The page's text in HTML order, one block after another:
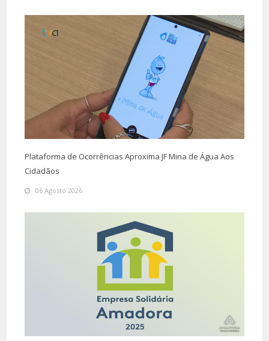
Plataforma de Ocorrências Aproxima JF Mina de Água Aos
Cidadãos
06 Agosto 2026